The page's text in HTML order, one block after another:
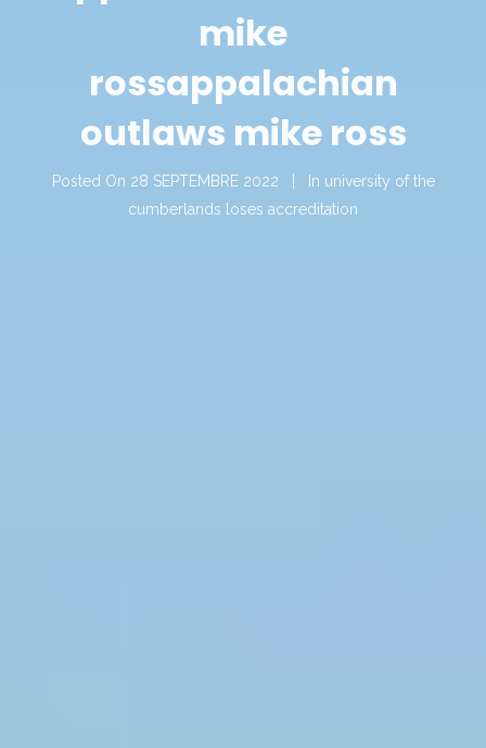
mike
rossappalachian
outlaws mike ross
Posted On 28 SEPTEMBRE 2022 In university of the
cumberlands loses accreditation